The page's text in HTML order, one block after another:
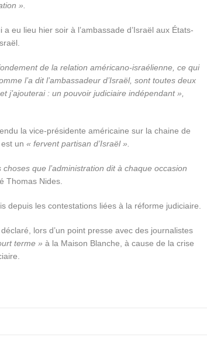
».
eu lieu hier soir à l’ambassade d’Israël aux États-
de la relation américano-israélienne, ce qui
l’a dit l’ambassadeur d’Israël, sont toutes deux
j’ajouterai : un pouvoir judiciaire indépendant »,
la vice-présidente américaine sur la chaine de
un « fervent partisan d’Israël ».
que l’administration dit à chaque occasion
Thomas Nides.
depuis les contestations liées à la réforme judiciaire.
lors d’un point presse avec des journalistes
terme » à la Maison Blanche, à cause de la crise